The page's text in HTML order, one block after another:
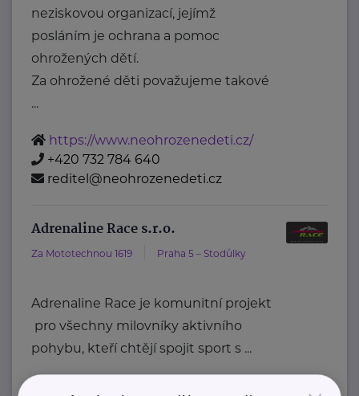
neziskovou organizací, jejímž
posláním je ochrana a pomoc
ohrožených dětí.
Za ohrožené děti považujeme takové
...
https://www.neohrozenedeti.cz/
+420 732 784 640
reditel@neohrozenedeti.cz
Adrenaline Race s.r.o.
Za Mototechnou 1619 Praha 5 – Stodůlky
Adrenaline Race je komunitní projekt
pro všechny milovníky aktivního
pohybu, kteří chtějí spojit sport s ...